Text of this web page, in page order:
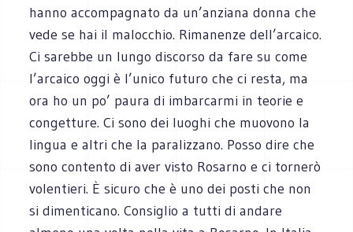
hanno accompagnato da un’anziana donna che
vede se hai il malocchio. Rimanenze dell’arcaico.
Ci sarebbe un lungo discorso da fare su come
l’arcaico oggi è l’unico futuro che ci resta, ma
ora ho un po’ paura di imbarcarmi in teorie e
congetture. Ci sono dei luoghi che muovono la
lingua e altri che la paralizzano. Posso dire che
sono contento di aver visto Rosarno e ci tornerò
volentieri. È sicuro che è uno dei posti che non
si dimenticano. Consiglio a tutti di andare